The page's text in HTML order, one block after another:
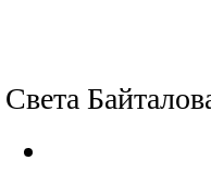
Света